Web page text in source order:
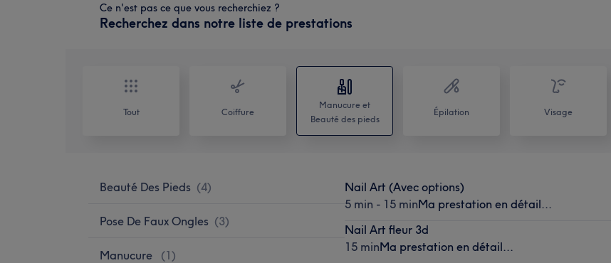
Ce n'est pas ce que vous recherchiez ?
Recherchez dans notre liste de prestations
Tout Coiffure
Manucure et
Beauté des pieds
Épilation Visage
Beauté Des Pieds (4)
Pose De Faux Ongles (3)
Manucure (1)
Nail Art (Avec options)
5 min - 15 minMa prestation en détail...
Nail Art fleur 3d
15 minMa prestation en détail...